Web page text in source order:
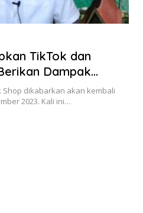
TikTok dan
Dampak
Shop dikabarkan akan kembali
2023. Kali ini…